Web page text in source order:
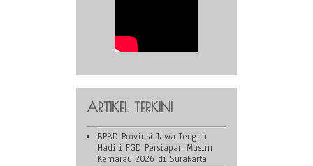
ARTIKEL TERKINI
BPBD Provinsi Jawa Tengah
Hadiri FGD Persiapan Musim
Kemarau 2026 di Surakarta